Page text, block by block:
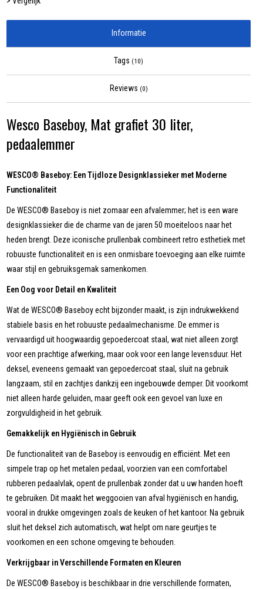
Informatie
Tags (10)
Reviews (0)
Wesco Baseboy, Mat grafiet 30 liter,
pedaalemmer
WESCO® Baseboy: Een Tijdloze Designklassieker met Moderne
Functionaliteit
De WESCO® Baseboy is niet zomaar een afvalemmer; het is een ware
designklassieker die de charme van de jaren 50 moeiteloos naar het
heden brengt. Deze iconische prullenbak combineert retro esthetiek met
robuuste functionaliteit en is een onmisbare toevoeging aan elke ruimte
waar stijl en gebruiksgemak samenkomen.
Een Oog voor Detail en Kwaliteit
Wat de WESCO® Baseboy echt bijzonder maakt, is zijn indrukwekkend
stabiele basis en het robuuste pedaalmechanisme. De emmer is
vervaardigd uit hoogwaardig gepoedercoat staal, wat niet alleen zorgt
voor een prachtige afwerking, maar ook voor een lange levensduur. Het
deksel, eveneens gemaakt van gepoedercoat staal, sluit na gebruik
langzaam, stil en zachtjes dankzij een ingebouwde demper. Dit voorkomt
niet alleen harde geluiden, maar geeft ook een gevoel van luxe en
zorgvuldigheid in het gebruik.
Gemakkelijk en Hygiënisch in Gebruik
De functionaliteit van de Baseboy is eenvoudig en efficiënt. Met een
simpele trap op het metalen pedaal, voorzien van een comfortabel
rubberen pedaalvlak, opent de prullenbak zonder dat u uw handen hoeft
te gebruiken. Dit maakt het weggooien van afval hygiënisch en handig,
vooral in drukke omgevingen zoals de keuken of het kantoor. Na gebruik
sluit het deksel zich automatisch, wat helpt om nare geurtjes te
voorkomen en een schone omgeving te behouden.
Verkrijgbaar in Verschillende Formaten en Kleuren
De WESCO® Baseboy is beschikbaar in drie verschillende formaten,